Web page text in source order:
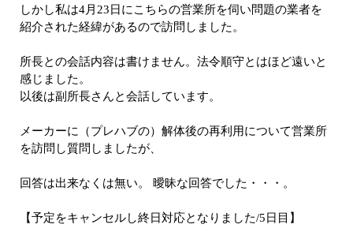
しかし私は4月23日にこちらの営業所を伺い問題の業者を
紹介された経緯があるので訪問しました。
所長との会話内容は書けません。法令順守とはほど遠いと
感じました。
以後は副所長さんと会話しています。
メーカーに（プレハブの）解体後の再利用について営業所
を訪問し質問しましたが、
回答は出来なくは無い。 曖昧な回答でした・・・。
【予定をキャンセルし終日対応となりました/5日目】